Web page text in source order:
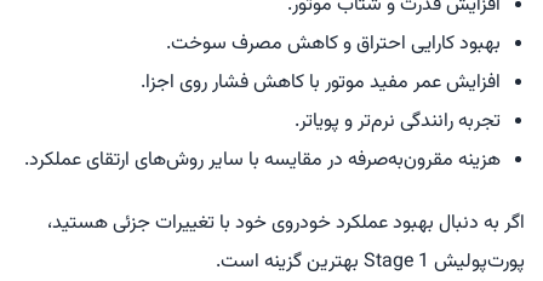
بهبود کارایی احتراق و کاهش مصرف سوخت.
افزایش عمر مفید موتور با کاهش فشار روی اجزا.
تجربه رانندگی نرم‌تر و پویاتر.
هزینه مقرون‌به‌صرفه در مقایسه با سایر روش‌های ارتقای عملکرد.
اگر به دنبال بهبود عملکرد خودروی خود با تغییرات جزئی هستید،
پورت‌پولیش Stage 1 بهترین گزینه است.